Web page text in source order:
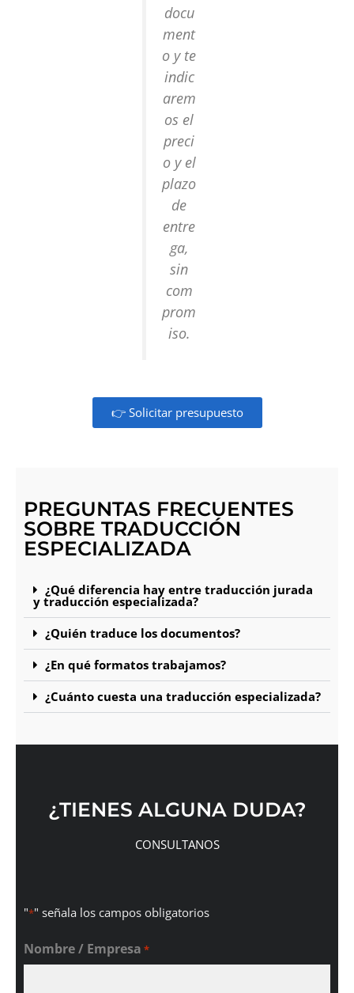
docu
ment
o y te
indic
arem
os el
preci
o y el
plazo
de
entre
ga,
sin
com
prom
iso.
👉 Solicitar presupuesto
PREGUNTAS FRECUENTES
SOBRE TRADUCCIÓN
ESPECIALIZADA
¿Qué diferencia hay entre traducción jurada
y traducción especializada?
¿Quién traduce los documentos?
¿En qué formatos trabajamos?
¿Cuánto cuesta una traducción especializada?
¿TIENES ALGUNA DUDA?
CONSULTANOS
"*" señala los campos obligatorios
Nombre / Empresa *